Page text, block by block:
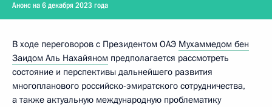
Анонс на 6 декабря 2023 года
В ходе переговоров с Президентом ОАЭ Мухаммедом бен
Заидом Аль Нахайяном предполагается рассмотреть
состояние и перспективы дальнейшего развития
многопланового российско-эмиратского сотрудничества,
а также актуальную международную проблематику